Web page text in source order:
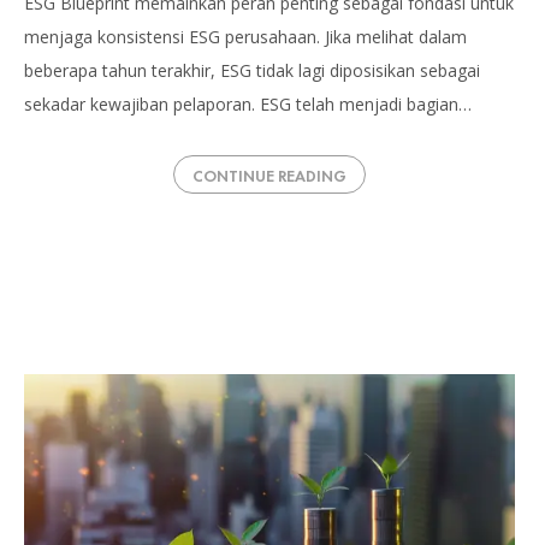
menjaga konsistensi ESG perusahaan. Jika melihat dalam
beberapa tahun terakhir, ESG tidak lagi diposisikan sebagai
sekadar kewajiban pelaporan. ESG telah menjadi bagian…
CONTINUE READING